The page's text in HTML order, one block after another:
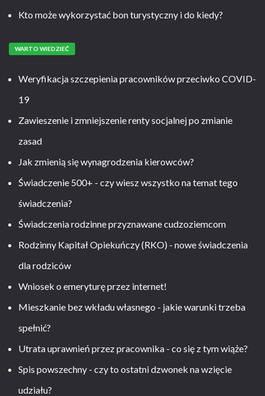
Kto może wykorzystać bon turystyczny i do kiedy?
WARTO WIEDZIEĆ
Weryfikacja szczepienia pracowników przeciwko COVID-
19
Zawieszenie i zmniejszenie renty socjalnej po zmianie
zasad
Jak zmienią się wynagrodzenia kierowców?
Świadczenie 500+ - czy wiesz wszystko na temat tego
świadczenia?
Świadczenia rodzinne przyznawane cudzoziemcom
Rodzinny Kapitał Opiekuńczy (RKO) - nowe świadczenia
dla rodziców
Wniosek o emeryturę przez internet!
Mieszkanie bez wkładu własnego - jakie warunki trzeba
spełnić?
Utrata uprawnień przez pracownika - co się z tym wiąże?
Spis powszechny - czy to ostatni dzwonek na wzięcie
udziału?